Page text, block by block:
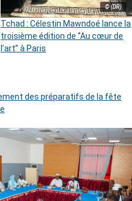
© (DR)
Tchad : Célestin Mawndoé lance la
troisième édition de ‘’Au cœur de
l’art’’ à Paris
des préparatifs de la fête